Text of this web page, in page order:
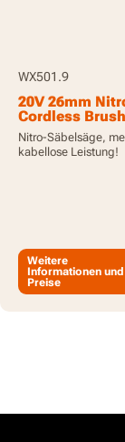
WX501.9
20V 26mm
Cordless
Stichsäge - nur
Werkzeug
Nitro-Säbelsäge,
kabellose Leistung!
Weitere
Informationen und
Preise